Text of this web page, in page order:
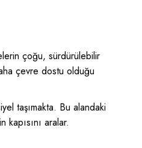
çoğu, sürdürülebilir
çevre dostu olduğu
taşımakta. Bu alandaki
aralar.